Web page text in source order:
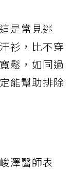
是常見迷
衫，比不穿
鬆，如同過
能幫助排除